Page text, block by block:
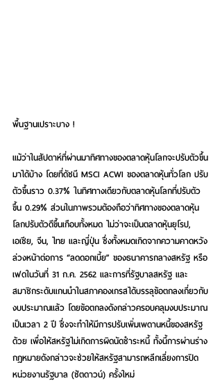
พื้นฐานเปราะบาง !
แม้ว่าในสัปดาห์ที่ผ่านมาทิศทางของตลาดหุ้นโลกจะปรับตัวขึ้น
มาได้บ้าง โดยที่ดัชนี MSCI ACWI ของตลาดหุ้นทั่วโลก ปรับ
ตัวขึ้นราว 0.37% ในทิศทางเดียวกับตลาดหุ้นโลกที่ปรับตัว
ขึ้น 0.29% ส่วนในภาพรวมต้องถือว่าทิศทางของตลาดหุ้น
โลกปรับตัวดีขึ้นเกือบทั้งหมด ไม่ว่าจะเป็นตลาดหุ้นยุโรป,
เอเชีย, จีน, ไทย และญี่ปุ่น ซึ่งทั้งหมดเกิดจากความคาดหวัง
ล่วงหน้าต่อการ “ลดดอกเบี้ย” ของธนาคารกลางสหรัฐ หรือ
เฟดในวันที่ 31 ก.ค. 2562 และการที่รัฐบาลสหรัฐ และ
สมาชิกระดับแกนนำในสภาคองเกรสได้บรรลุข้อตกลงเกี่ยวกับ
งบประมาณแล้ว โดยข้อตกลงดังกล่าวครอบคลุมงบประมาณ
เป็นเวลา 2 ปี ซึ่งจะทำให้มีการปรับเพิ่มเพดานหนี้ของสหรัฐ
ด้วย เพื่อให้สหรัฐไม่เกิดการผิดนัดชำระหนี้ ทั้งนี้การผ่านร่าง
กฎหมายดังกล่าวจะช่วยให้สหรัฐสามารถหลีกเลี่ยงการปิด
หน่วยงานรัฐบาล (ชัตดาวน์) ครั้งใหม่